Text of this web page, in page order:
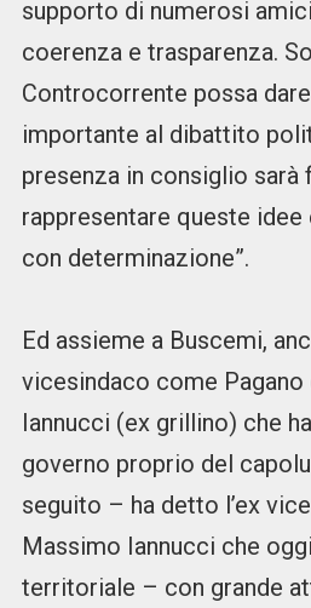
supporto di numerosi
coerenza e trasparenza.
Controcorrente possa
importante al dibattito
presenza in consiglio sarà
rappresentare queste
con determinazione”.
Ed assieme a Buscemi,
vicesindaco come Pagano
Iannucci (ex grillino) che
governo proprio del
seguito – ha detto l’ex
Massimo Iannucci che
territoriale – con grande